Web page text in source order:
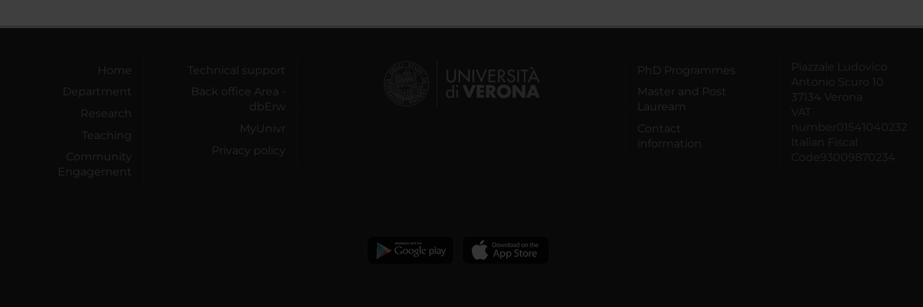
Home
Department
Research
Teaching
Community
Engagement
Technical support
Back office Area -
dbErw
MyUnivr
Privacy policy
PhD Programmes
Master and Post
Lauream
Contact
information
Piazzale Ludovico
Antonio Scuro 10
37134 Verona
VAT
number01541040232
Italian Fiscal
Code93009870234